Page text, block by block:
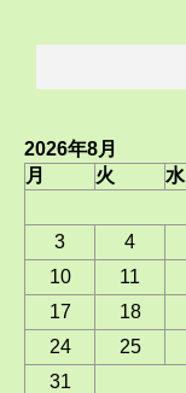
2026年8月
月
火 水
3
4
10
11
17
18
24
25
31